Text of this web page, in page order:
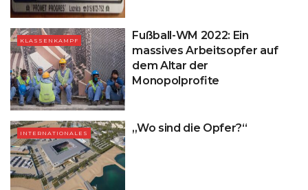
KLASSENKAMPF
Fußball-WM 2022: Ein
massives Arbeitsopfer auf
dem Altar der
Monopolprofite
INTERNATIONALES „Wo sind die Opfer?“